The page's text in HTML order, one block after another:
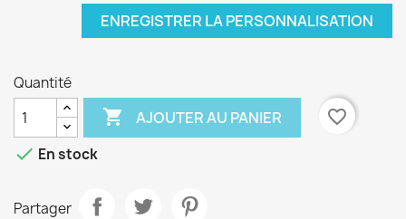
ENREGISTRER LA PERSONNALISATION
Quantité
 AJOUTER AU PANIER
favorite_border
 En stock
Partager